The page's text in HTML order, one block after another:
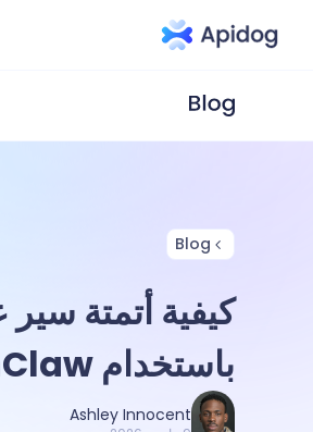
Blog
كيفية أتمتة
باستخدام OpenClaw؟
Ashley Innocent